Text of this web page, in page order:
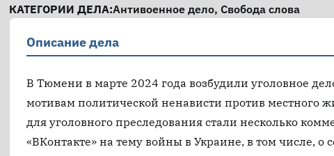
КАТЕГОРИИ ДЕЛА:Антивоенное дело, Свобода слова
Описание дела
В Тюмени в марте 2024 года возбудили уголовное
мотивам политической ненависти против местного
для уголовного преследования стали несколько
«ВКонтакте» на тему войны в Украине, в том числе, о